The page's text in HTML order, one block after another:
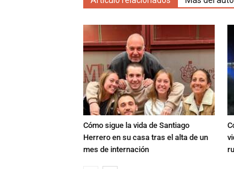
Cómo sigue la vida de Santiago
Herrero en su casa tras el alta de un
mes de internación